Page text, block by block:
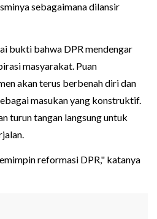
sebagaimana dilansir
bukti bahwa DPR mendengar
masyarakat. Puan
akan terus berbenah diri dan
masukan yang konstruktif.
turun tangan langsung untuk
reformasi DPR," katanya